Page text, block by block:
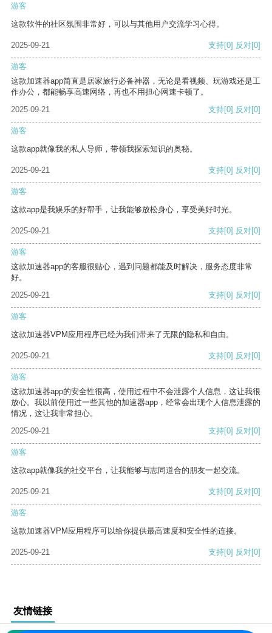
游客
这款软件的社区氛围非常好，可以与其他用户交流学习心得。
2025-09-21 支持[0] 反对[0]
游客
这款加速器app简直是居家旅行必备神器，无论是看视频、玩游戏还是工
作办公，都能畅享高速网络，再也不用担心网速卡顿了。
2025-09-21
支持[0] 反对[0]
游客
这款app就像我的私人导师，带领我探索知识的奥秘。
2025-09-21 支持[0] 反对[0]
游客
这款app是我娱乐的好帮手，让我能够放松身心，享受美好时光。
2025-09-21 支持[0] 反对[0]
游客
这款加速器app的客服很贴心，遇到问题都能及时解决，服务态度非常
好。
2025-09-21
支持[0] 反对[0]
游客
这款加速器VPM应用程序已经为我们带来了无限的隐私和自由。
2025-09-21 支持[0] 反对[0]
游客
这款加速器app的安全性很高，使用过程中不会泄露个人信息，这让我很
放心。我以前使用过一些其他的加速器app，经常会出现个人信息泄露的
情况，这让我非常担心。
2025-09-21
支持[0] 反对[0]
游客
这款app就像我的社交平台，让我能够与志同道合的朋友一起交流。
2025-09-21 支持[0] 反对[0]
游客
这款加速器VPM应用程序可以给你提供最高速度和安全性的连接。
2025-09-21 支持[0] 反对[0]
友情链接